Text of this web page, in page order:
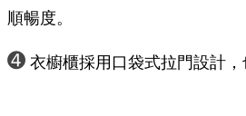
順暢度。
➍ 衣櫥櫃採用口袋式拉門設計